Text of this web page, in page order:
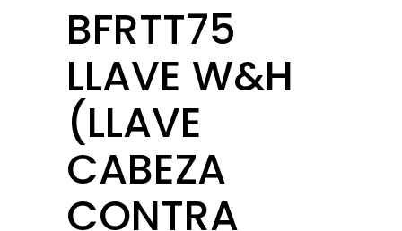
BFRTT75
LLAVE W&H
(LLAVE
CABEZA
CONTRA